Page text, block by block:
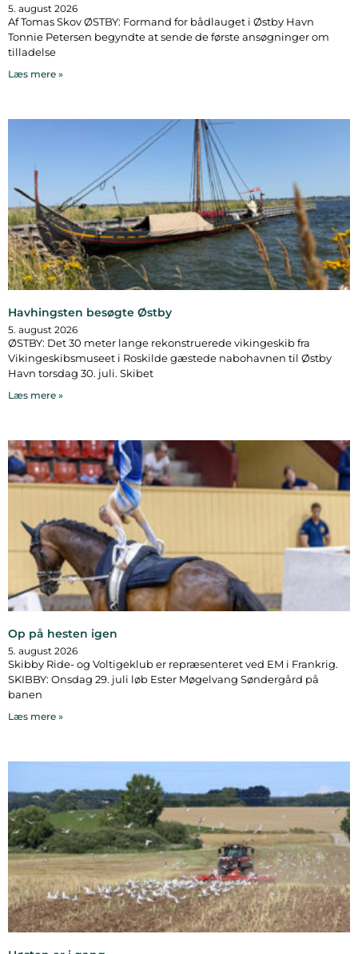
5. august 2026
Af Tomas Skov ØSTBY: Formand for bådlauget i Østby Havn
Tonnie Petersen begyndte at sende de første ansøgninger om
tilladelse
Læs mere »
Havhingsten besøgte Østby
5. august 2026
ØSTBY: Det 30 meter lange rekonstruerede vikingeskib fra
Vikingeskibsmuseet i Roskilde gæstede nabohavnen til Østby
Havn torsdag 30. juli. Skibet
Læs mere »
Op på hesten igen
5. august 2026
Skibby Ride- og Voltigeklub er repræsenteret ved EM i Frankrig.
SKIBBY: Onsdag 29. juli løb Ester Møgelvang Søndergård på
banen
Læs mere »